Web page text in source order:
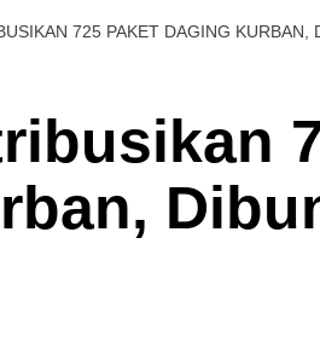
725 PAKET DAGING KURBAN,